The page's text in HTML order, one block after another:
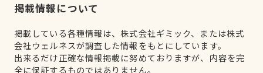
掲載情報について
掲載している各種情報は、株式会社ギミック、または株式
会社ウェルネスが調査した情報をもとにしています。
出来るだけ正確な情報掲載に努めておりますが、内容を完
全に保証するものではありません。